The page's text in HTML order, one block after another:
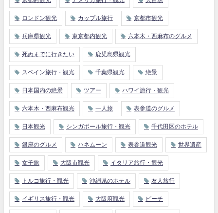
ロンドン観光 カップル旅行 京都市観光
兵庫県観光 東京都内観光 六本木・西麻布のグルメ
死ぬまでに行きたい 鹿児島県観光
スペイン旅行・観光 千葉県観光 絶景
日本国内の絶景 ツアー ハワイ旅行・観光
六本木・西麻布観光 一人旅 表参道のグルメ
日本観光 シンガポール旅行・観光 千代田区のホテル
銀座のグルメ ハネムーン 表参道観光 世界遺産
女子旅 大阪市観光 イタリア旅行・観光
トルコ旅行・観光 沖縄県のホテル 友人旅行
イギリス旅行・観光 大阪府観光 ビーチ